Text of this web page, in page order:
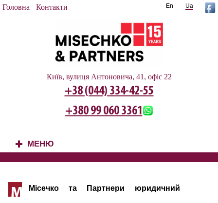
Головна Контакти Ua
En
Київ, вулиця Антоновича, 41, офіс 22
+38 (044) 334-42-55
+380 99 060 3361
+ МЕНЮ
М Місечко та Партнери юридичний